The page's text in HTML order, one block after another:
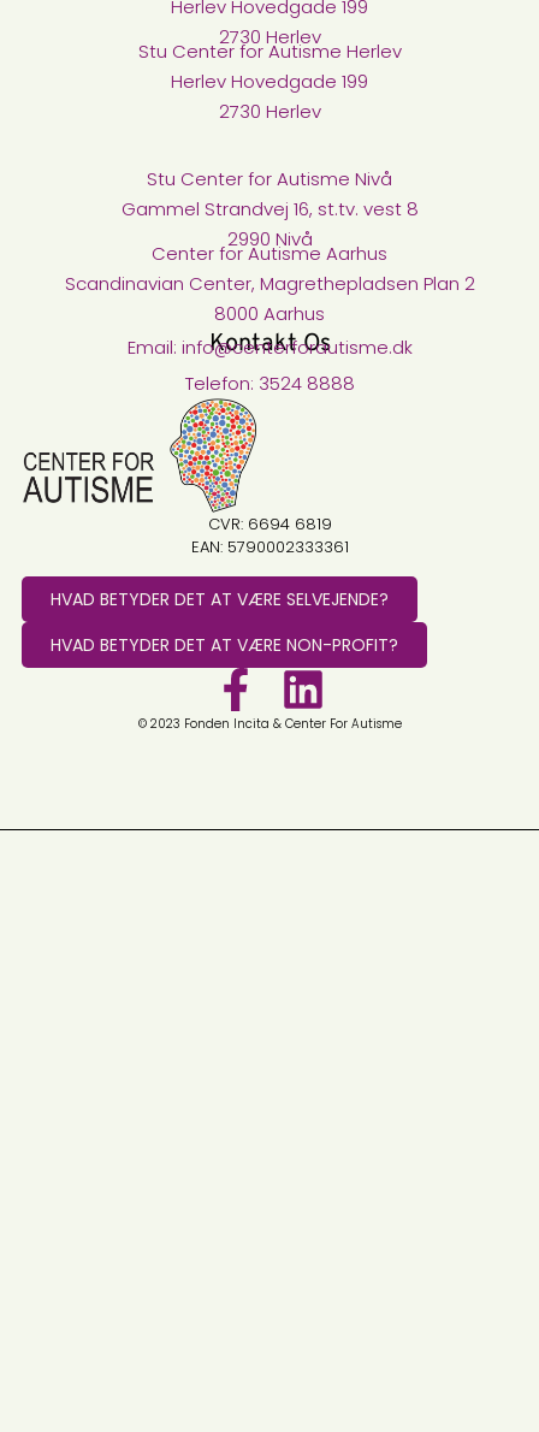
CVR: 6694 6819
EAN: 5790002333361
HVAD BETYDER DET AT VÆRE SELVEJENDE?
HVAD BETYDER DET AT VÆRE NON-PROFIT?
© 2023 Fonden Incita & Center For Autisme
Herlev Hovedgade 199
2730 Herlev
Stu Center for Autisme​ Herlev
Herlev Hovedgade 199
2730 Herlev
Stu Center for Autisme Nivå​
Gammel Strandvej 16, st.tv. vest 8
2990 Nivå
Center for Autisme Aarhus
Scandinavian Center, Magrethepladsen Plan 2
8000 Aarhus
Kontakt Os
Email: info@centerforautisme.dk
Telefon: 3524 8888